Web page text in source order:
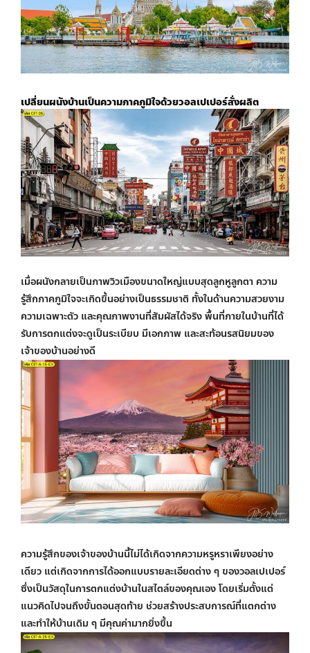
เปลี่ยนผนังบ้านเป็นความภาคภูมิใจด้วยวอลเปเปอร์สั่งผลิต
เมื่อผนังกลายเป็นภาพวิวเมืองขนาดใหญ่แบบสุดลูกหูลูกตา ความ
รู้สึกภาคภูมิใจจะเกิดขึ้นอย่างเป็นธรรมชาติ ทั้งในด้านความสวยงาม
ความเฉพาะตัว และคุณภาพงานที่สัมผัสได้จริง พื้นที่ภายในบ้านที่ได้
รับการตกแต่งจะดูเป็นระเบียบ มีเอกภาพ และสะท้อนรสนิยมของ
เจ้าของบ้านอย่างดี
ความรู้สึกของเจ้าของบ้านนี้ไม่ได้เกิดจากความหรูหราเพียงอย่าง
เดียว แต่เกิดจากการได้ออกแบบรายละเอียดต่าง ๆ ของวอลเปเปอร์
ซึ่งเป็นวัสดุในการตกแต่งบ้านในสไตล์ของคุณเอง โดยเริ่มตั้งแต่
แนวคิดไปจนถึงขั้นตอนสุดท้าย ช่วยสร้างประสบการณ์ที่แตกต่าง
และทำให้บ้านเดิม ๆ มีคุณค่ามากยิ่งขึ้น